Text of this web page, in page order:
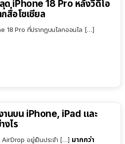
ด iPhone 18 Pro หลังวิดีโอ
สื่อโซเชียล
18 Pro ที่ปรากฏบนโลกออนไล […]
านบน iPhone, iPad และ
งไร
อยู่เป็นประจำ […] มากกว่า